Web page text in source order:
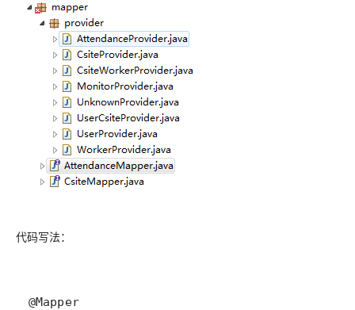
代码写法：
@Mapper